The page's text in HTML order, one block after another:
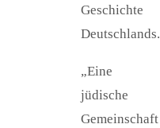
Geschichte
Deutschlands.
„Eine
jüdische
Gemeinschaft